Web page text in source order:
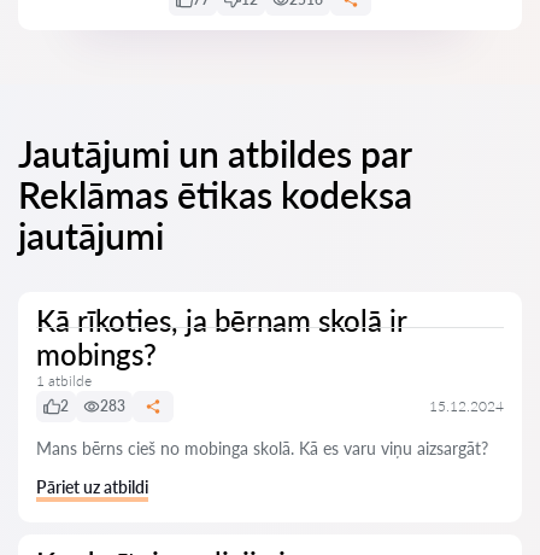
Jautājumi un atbildes par
Reklāmas ētikas kodeksa
jautājumi
Kā rīkoties, ja bērnam skolā ir
mobings?
1 atbilde
2
283 15.12.2024
Mans bērns cieš no mobinga skolā. Kā es varu viņu aizsargāt?
Pāriet uz atbildi